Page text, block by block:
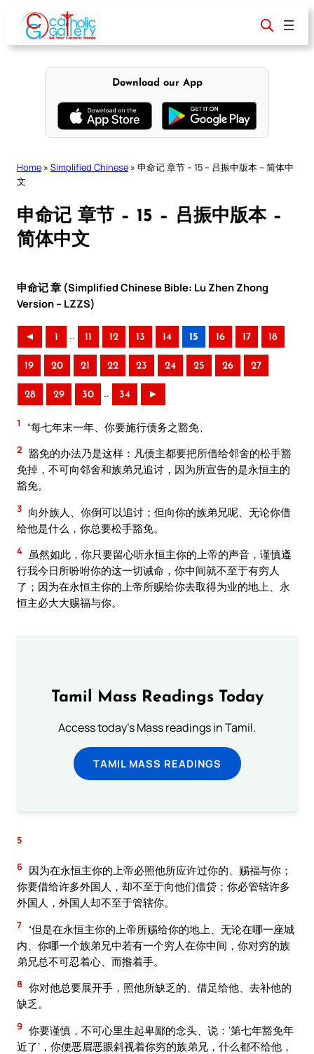
content
Download our App
Home » Simplified Chinese » 申命记 章节 – 15 – 吕振中版本 – 简体中
文
申命记 章节 – 15 – 吕振中版本 –
简体中文
申命记 章 (Simplified Chinese Bible: Lu Zhen Zhong
Version – LZZS)
◄ 1 .. 11 12 13 14 15 16 17 18
19 20 21 22 23 24 25 26 27
28 29 30 .. 34 ►
1 “每七年末一年、你要施行债务之豁免、
2 豁免的办法乃是这样：凡债主都要把所借给邻舍的松手豁
免掉，不可向邻舍和族弟兄追讨，因为所宣告的是永恒主的
豁免。
3 向外族人、你倒可以追讨；但向你的族弟兄呢、无论你借
给他是什么，你总要松手豁免。
4 虽然如此，你只要留心听永恒主你的上帝的声音，谨慎遵
行我今日所吩咐你的这一切诫命，你中间就不至于有穷人
了；因为在永恒主你的上帝所赐给你去取得为业的地上、永
恒主必大大赐福与你。
Tamil Mass Readings Today
Access today's Mass readings in Tamil.
TAMIL MASS READINGS
5
6 因为在永恒主你的上帝必照他所应许过你的、赐福与你；
你要借给许多外国人，却不至于向他们借贷；你必管辖许多
外国人，外国人却不至于管辖你。
7 “但是在永恒主你的上帝所赐给你的地上、无论在哪一座城
内、你哪一个族弟兄中若有一个穷人在你中间，你对穷的族
弟兄总不可忍着心、而揝着手。
8 你对他总要展开手，照他所缺乏的、借足给他、去补他的
缺乏。
9 你要谨慎，不可心里生起卑鄙的念头、说：‘第七年豁免年
近了’，你便恶眉恶眼斜视着你穷的族弟兄，什么都不给他，